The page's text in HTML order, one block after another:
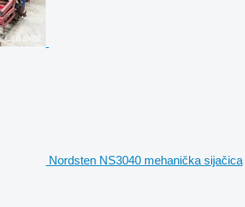
Nordsten NS3040 mehanička sijačica